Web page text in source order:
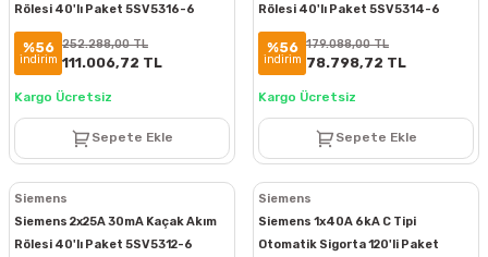
Rölesi 40'lı Paket 5SV5316-6
%56
indirim
252.288,00 TL
111.006,72 TL
Kargo Ücretsiz
Sepete Ekle
Rölesi 40'lı Paket 5SV5314-6
%56
indirim
179.088,00 TL
78.798,72 TL
Kargo Ücretsiz
Sepete Ekle
Siemens
Siemens 2x25A 30mA Kaçak Akım
Rölesi 40'lı Paket 5SV5312-6
Siemens
Siemens 1x40A 6kA C Tipi
Otomatik Sigorta 120'li Paket